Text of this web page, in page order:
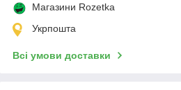
Магазини Rozetka
Укрпошта
Всі умови доставки